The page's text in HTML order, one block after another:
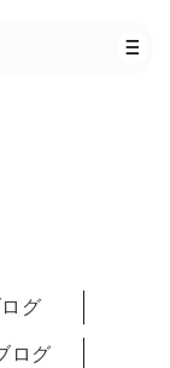
グ
ログ